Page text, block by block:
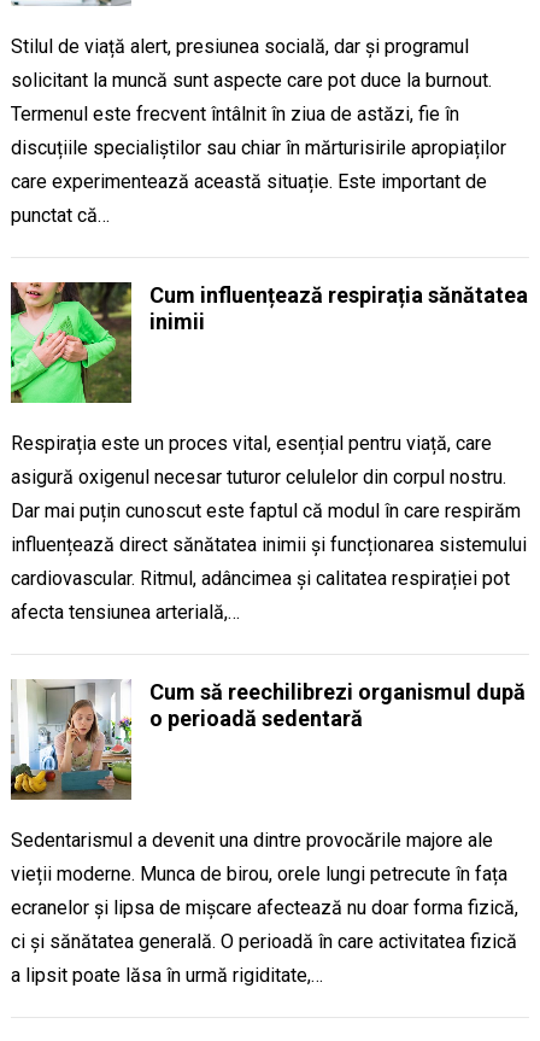
Stilul de viață alert, presiunea socială, dar și programul
solicitant la muncă sunt aspecte care pot duce la burnout.
Termenul este frecvent întâlnit în ziua de astăzi, fie în
discuțiile specialiștilor sau chiar în mărturisirile apropiaților
care experimentează această situație. Este important de
punctat că…
Cum influențează respirația sănătatea
inimii
Respirația este un proces vital, esențial pentru viață, care
asigură oxigenul necesar tuturor celulelor din corpul nostru.
Dar mai puțin cunoscut este faptul că modul în care respirăm
influențează direct sănătatea inimii și funcționarea sistemului
cardiovascular. Ritmul, adâncimea și calitatea respirației pot
afecta tensiunea arterială,…
Cum să reechilibrezi organismul după
o perioadă sedentară
Sedentarismul a devenit una dintre provocările majore ale
vieții moderne. Munca de birou, orele lungi petrecute în fața
ecranelor și lipsa de mișcare afectează nu doar forma fizică,
ci și sănătatea generală. O perioadă în care activitatea fizică
a lipsit poate lăsa în urmă rigiditate,…